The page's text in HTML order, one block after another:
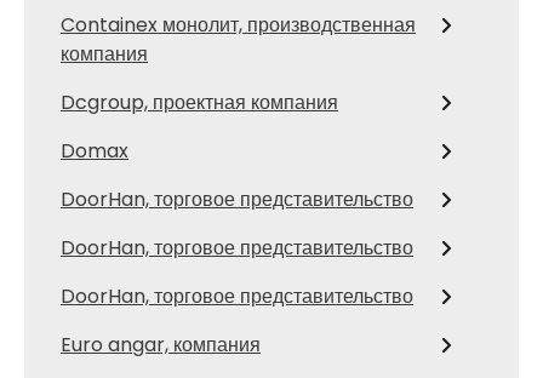
Containex монолит, производственная
компания
Dcgroup, проектная компания
Domax
DoorHan, торговое представительство
DoorHan, торговое представительство
DoorHan, торговое представительство
Euro angar, компания